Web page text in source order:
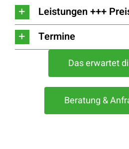
Leistungen +++
Termine
Das erwartet
Beratung &